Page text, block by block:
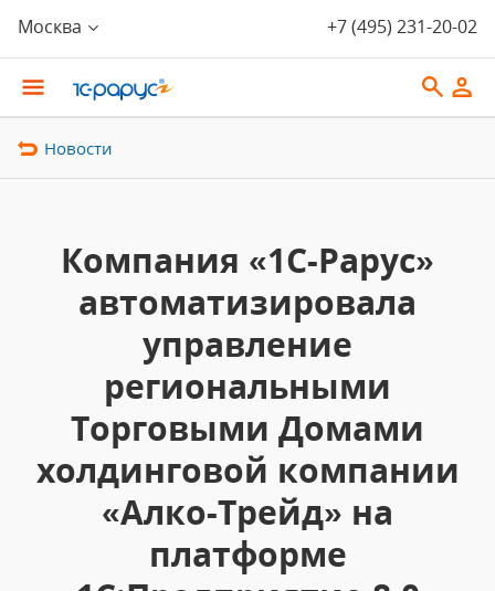
Москва +7 (495) 231-20-02
Новости
Компания «1С-Рарус»
автоматизировала
управление
региональными
Торговыми Домами
холдинговой компании
«Алко-Трейд» на
платформе